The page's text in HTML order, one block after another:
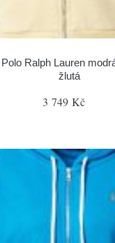
Ralph Lauren
žlutá
3 749 Kč